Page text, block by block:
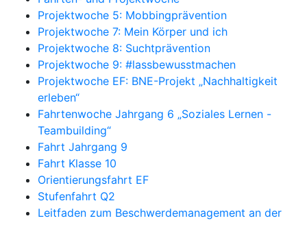
Projektwoche 5: Mobbingprävention
Projektwoche 7: Mein Körper und ich
Projektwoche 8: Suchtprävention
Projektwoche 9: #lassbewusstmachen
Projektwoche EF: BNE-Projekt „Nachhaltigkeit
erleben“
Fahrtenwoche Jahrgang 6 „Soziales Lernen -
Teambuilding“
Fahrt Jahrgang 9
Fahrt Klasse 10
Orientierungsfahrt EF
Stufenfahrt Q2
Leitfaden zum Beschwerdemanagement an der